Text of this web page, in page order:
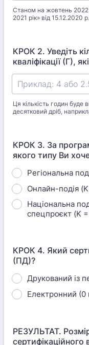
Станом на жовтень
2021 рік» від 15.12.2020
КРОК 2. Уведіть
кваліфікації (Г),
Ця кількість годин буде
десятковий дріб,
КРОК 3. За
якого типу Ви
Регіональна
Онлайн-подія
Національна
спецпроєкт (K =
КРОК 4. Який
(ПД)?
Друкований із
Електронний (0
РЕЗУЛЬТАТ.